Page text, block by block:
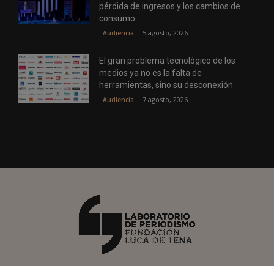
pérdida de ingresos y los cambios de
consumo
Audiencia 5 agosto, 2026
El gran problema tecnológico de los
medios ya no es la falta de
herramientas, sino su desconexión
Audiencia 7 agosto, 2026